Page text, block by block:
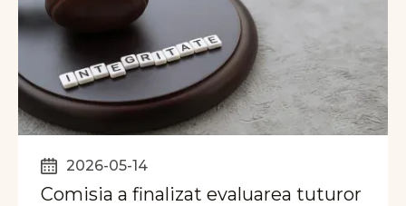
2026-05-14
Comisia a finalizat evaluarea tuturor